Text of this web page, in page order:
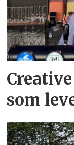
som